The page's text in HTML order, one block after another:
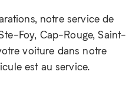
notre service de
Foy, Cap-Rouge, Saint-
voiture dans notre
est au service.